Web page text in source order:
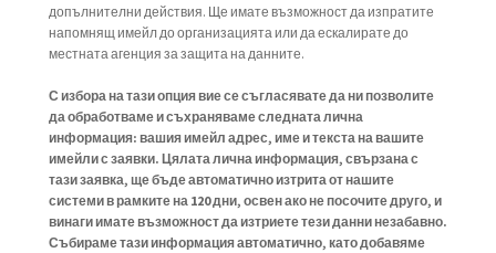
допълнителни действия. Ще имате възможност да изпратите
напомнящ имейл до организацията или да ескалирате до
местната агенция за защита на данните.
С избора на тази опция вие се съгласявате да ни позволите
да обработваме и съхраняваме следната лична
информация: вашия имейл адрес, име и текста на вашите
имейли с заявки. Цялата лична информация, свързана с
тази заявка, ще бъде автоматично изтрита от нашите
системи в рамките на 120 дни, освен ако не посочите друго, и
винаги имате възможност да изтриете тези данни незабавно.
Събираме тази информация автоматично, като добавяме